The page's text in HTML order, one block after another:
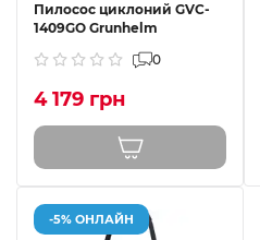
Пилосос циклоний GVC-
1409GO Grunhelm
0
4 179 грн
-5% ОНЛАЙН